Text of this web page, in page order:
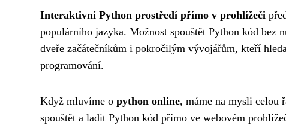
Interaktivní Python prostředí přímo v prohlížeči
populárního jazyka. Možnost spouštět Python kód
dveře začátečníkům i pokročilým vývojářům, kteří
programování.
Když mluvíme o python online, máme na mysli celou
spouštět a ladit Python kód přímo ve webovém